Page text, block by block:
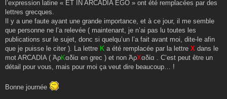
l’expression latine « ET IN ARCADIA EGO » ont été remplacées par des
lettres grecques.
Il y a une faute ayant une grande importance, et à ce jour, il me semble
que personne ne l’a relevée ( maintenant, je n’ai pas lu toutes les
publications sur le sujet, donc si quelqu’un l’a fait avant moi, dite-le afin
que je puisse le citer ). La lettre K a été remplacée par la lettre X dans le
mot ARCADIA ( ἈρKαδία en grec ) et non ἈρXαδία . C’est peut être un
détail pour vous, mais pour moi ça veut dire beaucoup… !
Bonne journée